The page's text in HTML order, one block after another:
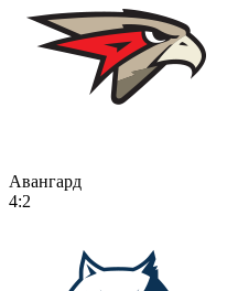
Авангард
4:2